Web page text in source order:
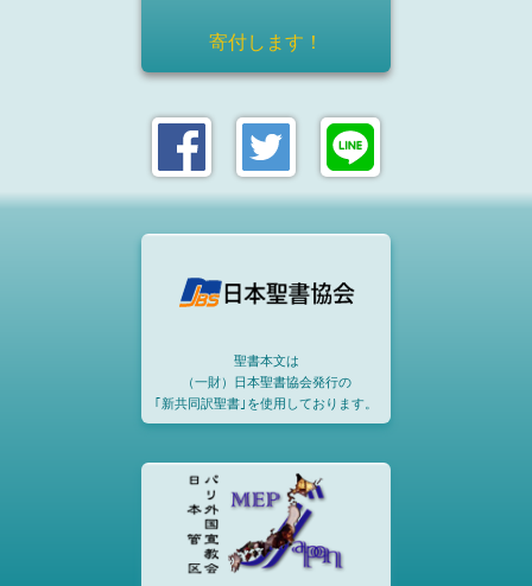
寄付します！
聖書本文は
（一財）日本聖書協会発行の
｢新共同訳聖書｣を使用しております。